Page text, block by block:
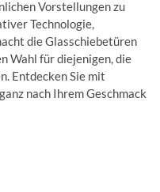
Vorstellungen zu
Technologie,
die Glasschiebetüren
Wahl für diejenigen, die
Entdecken Sie mit
nach Ihrem Geschmack